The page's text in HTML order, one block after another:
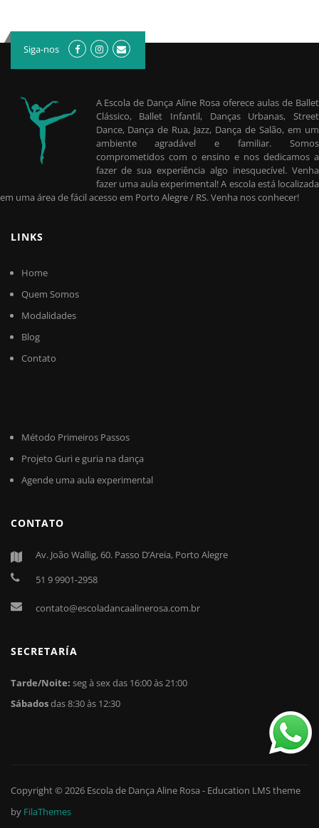
Siga-nos
A Escola de Dança Aline Rosa oferece aulas de Ballet
Clássico, Ballet Infantil, Danças Urbanas, Street
Dance, Dança de Rua, Jazz, Dança de Salão, em um
ambiente agradável e familiar. Somos
comprometidos com o ensino e nos dedicamos a
fazer de sua experiência algo inesquecível. Venha
fazer uma aula experimental! A escola está localizada
em uma área de fácil acesso em Porto Alegre / RS. Venha nos conhecer!
LINKS
Home
Quem Somos
Modalidades
Blog
Contato
Método Primeiros Passos
Projeto Guri e guria na dança
Agende uma aula experimental
CONTATO
Av. João Wallig, 60. Passo D’Areia, Porto Alegre
51 9 9901-2958
contato@escoladancaalinerosa.com.br
SECRETARÍA
Tarde/Noite: seg à sex das 16:00 às 21:00
Sábadosdas 8:30 às 12:30
Copyright © 2026 Escola de Dança Aline Rosa - Education LMStheme
by FilaThemes